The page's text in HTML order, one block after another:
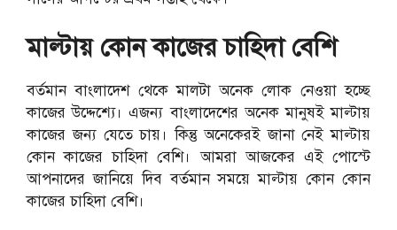
মাল্টায় কোন কাজের চাহিদা বেশি
বর্তমান বাংলাদেশ থেকে মালটা অনেক লোক নেওয়া হচ্ছে
কাজের উদ্দেশ্যে। এজন্য বাংলাদেশের অনেক মানুষই মাল্টায়
কাজের জন্য যেতে চায়। কিন্তু অনেকেরই জানা নেই মাল্টায়
কোন কাজের চাহিদা বেশি। আমরা আজকের এই পোস্টে
আপনাদের জানিয়ে দিব বর্তমান সময়ে মাল্টায় কোন কোন
কাজের চাহিদা বেশি।